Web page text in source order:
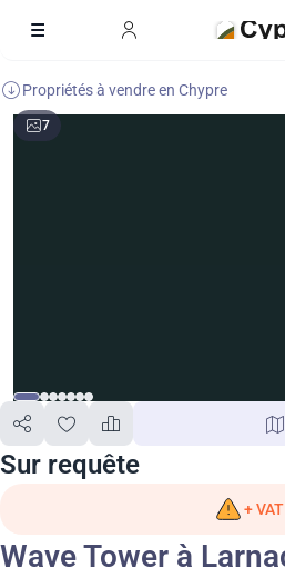
Propriétés à vendre en Chypre
7
Sur requête
+ VAT
Wave Tower à